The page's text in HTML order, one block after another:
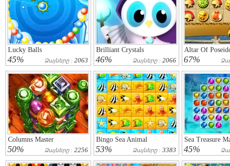
Lucky Balls
45% Ձայները : 2063
Brilliant Crystals
46% Ձայները : 2066
Altar Of
67%
Columns Master
50% Ձայները : 2256
Bingo Sea Animal
53% Ձայները : 3383
Sea Treasure
45%